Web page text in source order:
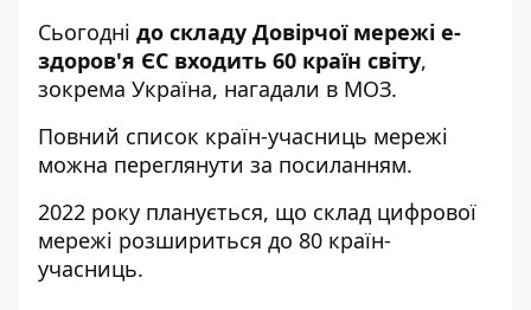
Сьогодні до складу Довірчої мережі е-
здоров'я ЄС входить 60 країн світу,
зокрема Україна, нагадали в МОЗ.
Повний список країн-учасниць мережі
можна переглянути за посиланням.
2022 року планується, що склад цифрової
мережі розшириться до 80 країн-
учасниць.